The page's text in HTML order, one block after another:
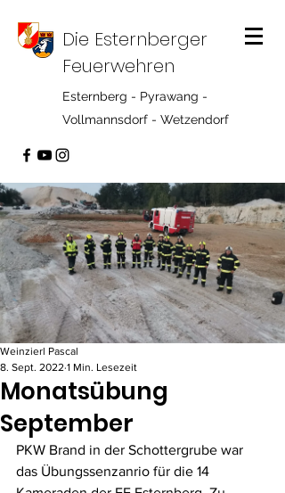
Die Esternberger
Feuerwehren
Esternberg - Pyrawang -
Vollmannsdorf - Wetzendorf
Monatsübung
September
Weinzierl Pascal
8. Sept. 2022 1 Min. Lesezeit
PKW Brand in der Schottergrube war
das Übungssenzanrio für die 14